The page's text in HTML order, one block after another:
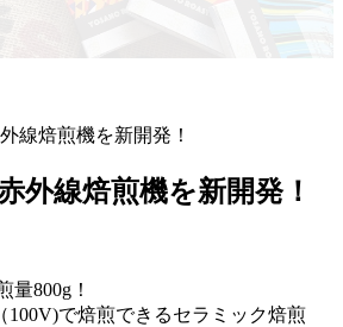
線焙煎機を新開発！
外線焙煎機を新開発！
量800g！
100V)で焙煎できるセラミック焙煎